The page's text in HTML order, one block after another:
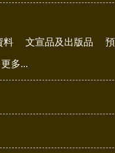
料 文宣品及出版品
更多...